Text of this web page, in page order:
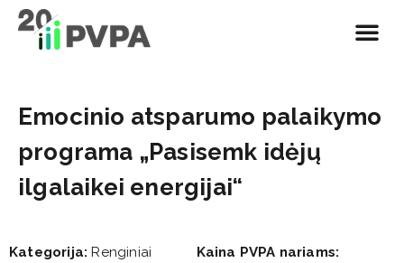
Emocinio atsparumo palaikymo
programa „Pasisemk idėjų
ilgalaikei energijai“
Kategorija: Renginiai
Kaina PVPA nariams: